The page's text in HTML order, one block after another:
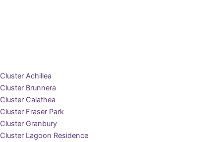
Cluster Achillea
Cluster Brunnera
Cluster Calathea
Cluster Fraser Park
Cluster Granbury
Cluster Lagoon Residence